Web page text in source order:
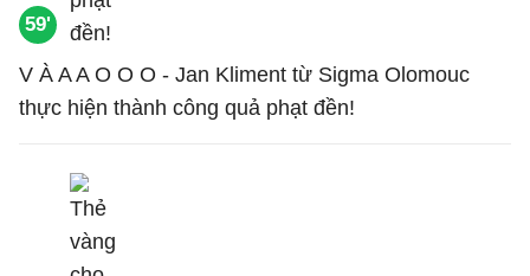
59'
V À A A O O O - Jan Kliment từ Sigma Olomouc
thực hiện thành công quả phạt đền!